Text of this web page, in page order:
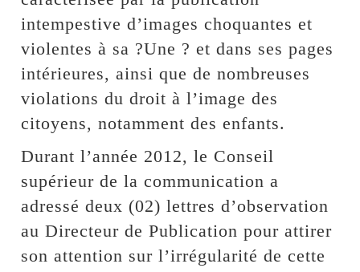
intempestive d’images choquantes et
violentes à sa ?Une ? et dans ses pages
intérieures, ainsi que de nombreuses
violations du droit à l’image des
citoyens, notamment des enfants.
Durant l’année 2012, le Conseil
supérieur de la communication a
adressé deux (02) lettres d’observation
au Directeur de Publication pour attirer
son attention sur l’irrégularité de cette